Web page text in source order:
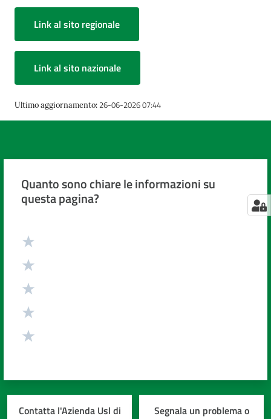
Link al sito regionale
Link al sito nazionale
Ultimo aggiornamento: 26-06-2026 07:44
Quanto sono chiare le informazioni su
questa pagina?
Contatta l'Azienda Usl di
Segnala un problema o